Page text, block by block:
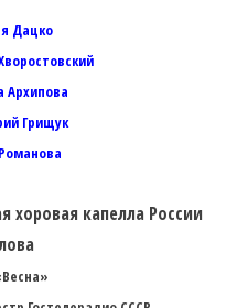
Дацко
Архипова
Грищук
хоровая капелла России